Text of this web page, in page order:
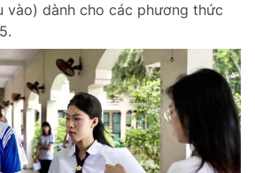
vào) dành cho các phương thức